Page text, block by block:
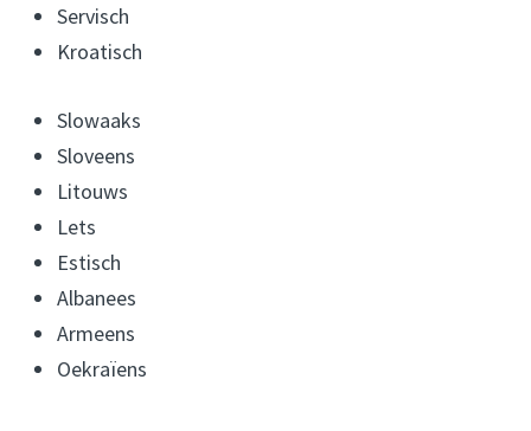
Servisch
Kroatisch
Slowaaks
Sloveens
Litouws
Lets
Estisch
Albanees
Armeens
Oekraïens